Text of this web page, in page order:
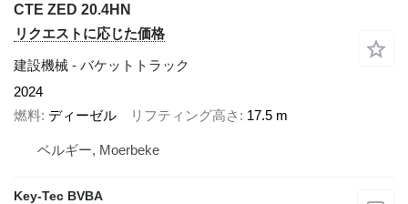
CTE ZED 20.4HN
リクエストに応じた価格
建設機械 - バケットトラック
2024
燃料 ディーゼル リフティング高さ 17.5 m
ベルギー, Moerbeke
Key-Tec BVBA